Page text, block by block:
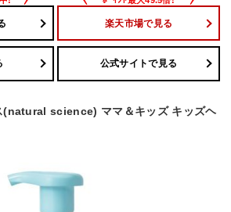
楽天市場で見る
公式サイトで見る
(natural science) ママ＆キッズ キッズヘ